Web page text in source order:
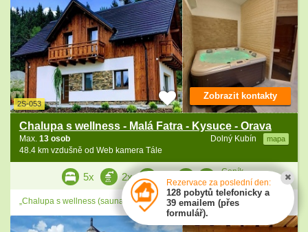
2S-053
Chalupa s wellness - Malá Fatra - Kysuce - Orava
Dolný Kubín mapa
Max. 13 osob
48.4 km vzdušně od Web kamera Tále
Zobrazit kontakty
5x 2x 2x
Ceník
ZDE
„Chalupa s wellness (sauna + vířivka) - Malá Fatra - Kysuce - Orava“
Rezervace za poslední den:
128 pobytů telefonicky a
39 emailem (přes
formulář).